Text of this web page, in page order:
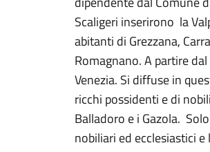
Scaligeri inserirono la
abitanti di Grezzana,
Romagnano. A partire
Venezia. Si diffuse in
ricchi possidenti e di
Balladoro e i Gazola.
nobiliari ed ecclesiastici